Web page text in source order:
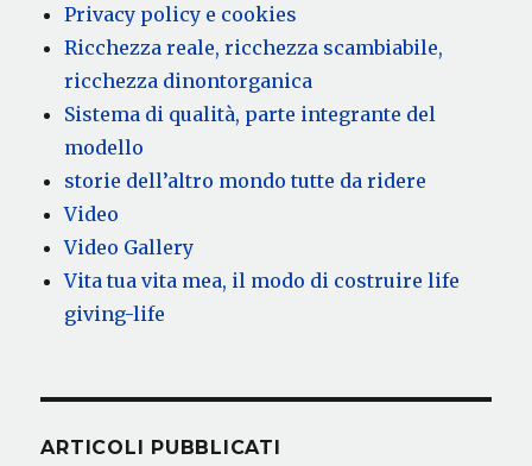
Privacy policy e cookies
Ricchezza reale, ricchezza scambiabile,
ricchezza dinontorganica
Sistema di qualità, parte integrante del
modello
storie dell’altro mondo tutte da ridere
Video
Video Gallery
Vita tua vita mea, il modo di costruire life
giving-life
ARTICOLI PUBBLICATI